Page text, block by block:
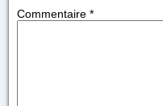
Commentaire *